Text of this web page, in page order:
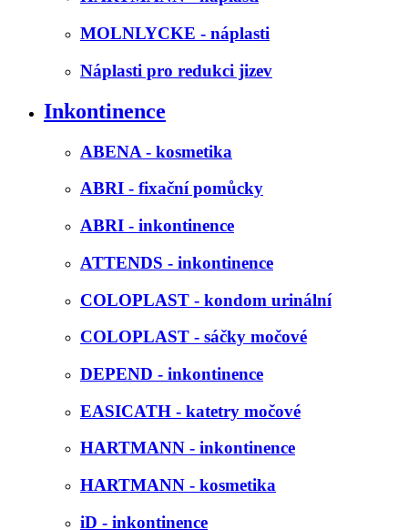
MOLNLYCKE - náplasti
Náplasti pro redukci jizev
Inkontinence
ABENA - kosmetika
ABRI - fixační pomůcky
ABRI - inkontinence
ATTENDS - inkontinence
COLOPLAST - kondom urinální
COLOPLAST - sáčky močové
DEPEND - inkontinence
EASICATH - katetry močové
HARTMANN - inkontinence
HARTMANN - kosmetika
iD - inkontinence